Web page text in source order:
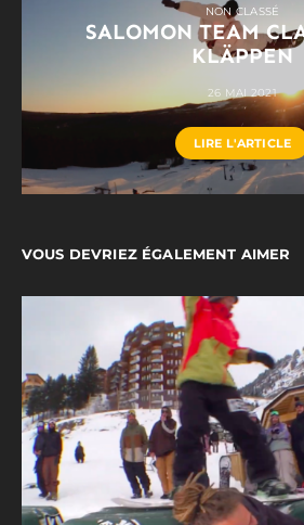
NON CLASSÉ
SALOMON TEAM
KLÄPPEN
26 MAI 2021
LIRE L'ARTICLE
VOUS DEVRIEZ ÉGALEMENT AIMER